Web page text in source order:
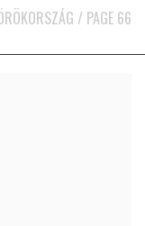
/ PAGE 66